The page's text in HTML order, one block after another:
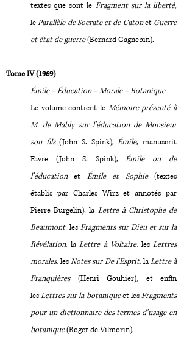
textes que sont le Fragment sur la liberté,
leParallèle de Socrate et de Catonet Guerre
et état de guerre(Bernard Gagnebin).
Tome IV (1969)
Émile – Éducation – Morale – Botanique
Le volume contient le Mémoire présenté à
M. de Mably sur l’éducation de Monsieur
son fils(John S. Spink),Émile, manuscrit
Favre (John S. Spink),Émile ou de
l’éducationet Émile et Sophie(textes
établis par Charles Wirz et annotés par
Pierre Burgelin), la Lettre à Christophe de
Beaumont, les Fragments sur Dieu et sur la
Révélation, laLettre à Voltaire, lesLettres
morales, lesNotes sur De l’Esprit, laLettre à
Franquières(Henri Gouhier), et enfin
lesLettres sur la botaniqueet lesFragments
pour un dictionnaire des termes d’usage en
botanique(Roger de Vilmorin).